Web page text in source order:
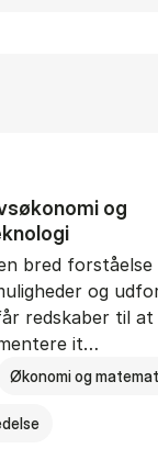
og
bred
og
redskaber til
it…
Økonomi og